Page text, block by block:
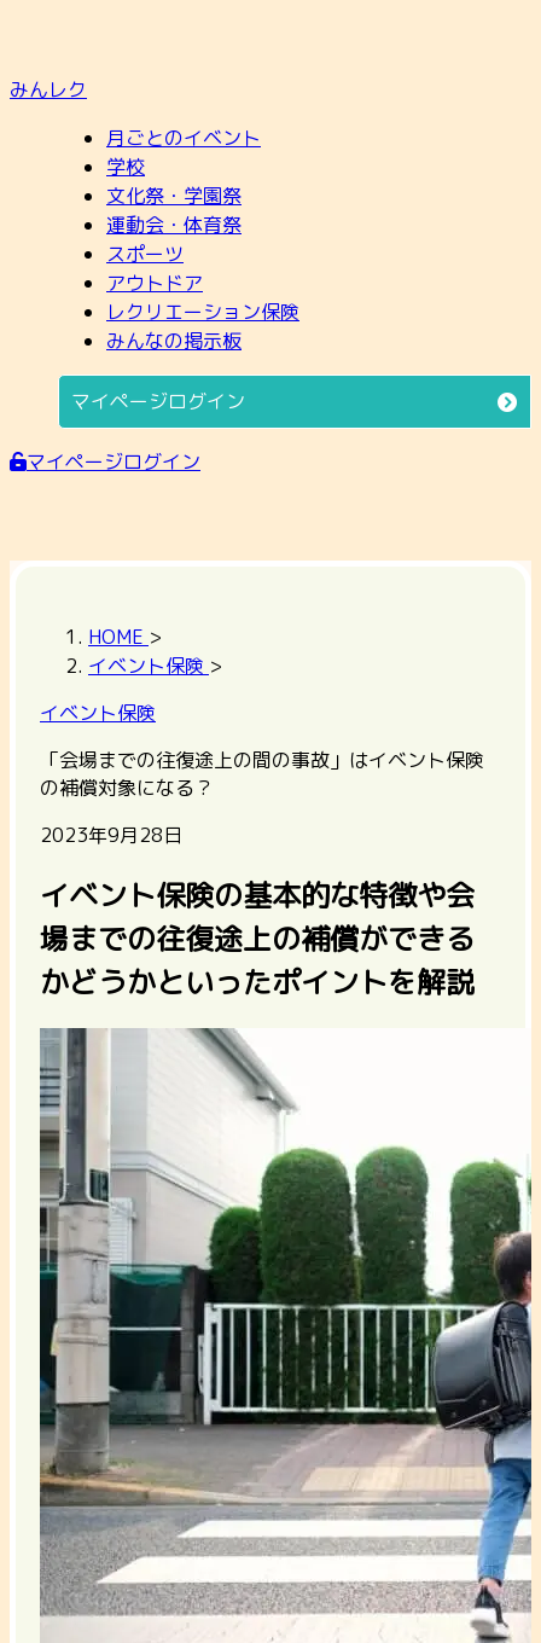
みんレク
月ごとのイベント
学校
文化祭・学園祭
運動会・体育祭
スポーツ
アウトドア
レクリエーション保険
みんなの掲示板
マイページログイン
マイページログイン
HOME >
イベント保険 >
イベント保険
「会場までの往復途上の間の事故」はイベント保険
の補償対象になる？
2023年9月28日
イベント保険の基本的な特徴や会
場までの往復途上の補償ができる
かどうかといったポイントを解説